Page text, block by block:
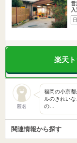
営
楽天
匿名
福岡の小京
ルのきれい
の…
関連情報から探す